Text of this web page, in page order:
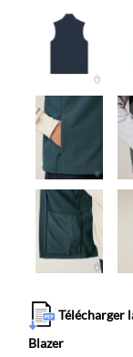
Télécharger
Blazer